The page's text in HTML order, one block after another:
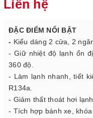
Liên hệ
ĐẶC ĐIỂM NỔI BẬT
- Kiểu dáng 2 cửa, 2
- Giữ nhiệt độ lạnh ổn
360 độ.
- Làm lạnh nhanh, tiết
R134a.
- Giảm thất thoát hơi
- Tích hợp bánh xe,